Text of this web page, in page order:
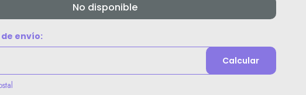
No disponible
envío:
Calcular